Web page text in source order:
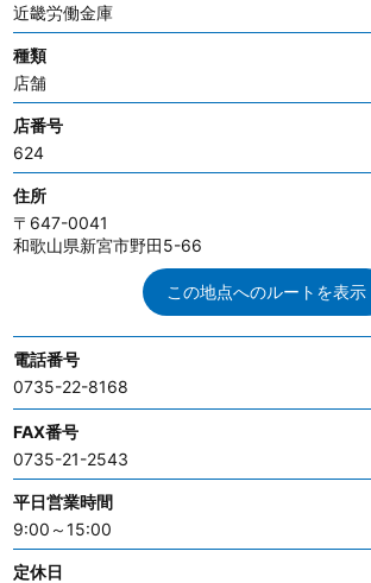
近畿労働金庫
種類
店舗
店番号
624
住所
〒647-0041
和歌山県新宮市野田5-66
この地点へのルートを表示
電話番号
0735-22-8168
FAX番号
0735-21-2543
平日営業時間
9:00～15:00
定休日